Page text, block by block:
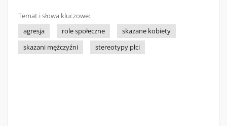
Temat i słowa kluczowe:
agresja
role społeczne
skazane kobiety
skazani mężczyźni
stereotypy płci